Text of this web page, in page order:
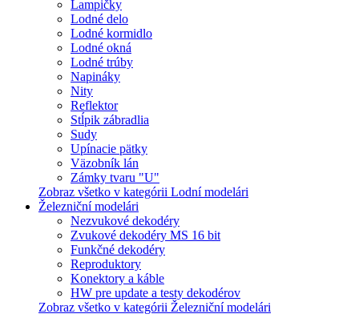
Lampičky
Lodné delo
Lodné kormidlo
Lodné okná
Lodné trúby
Napináky
Nity
Reflektor
Stĺpik zábradlia
Sudy
Upínacie pätky
Väzobník lán
Zámky tvaru "U"
Zobraz všetko v kategórii Lodní modelári
Železniční modelári
Nezvukové dekodéry
Zvukové dekodéry MS 16 bit
Funkčné dekodéry
Reproduktory
Konektory a káble
HW pre update a testy dekodérov
Zobraz všetko v kategórii Železniční modelári